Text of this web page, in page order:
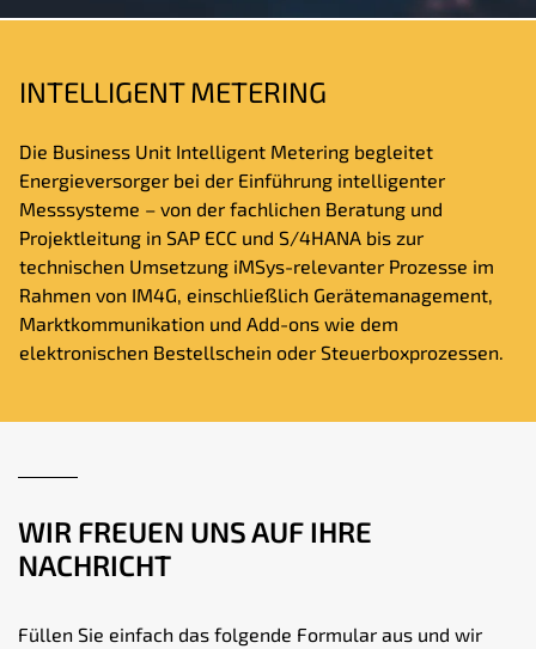
INTELLIGENT METERING
Die Business Unit Intelligent Metering begleitet
Energieversorger bei der Einführung intelligenter
Messsysteme – von der fachlichen Beratung und
Projektleitung in SAP ECC und S/4HANA bis zur
technischen Umsetzung iMSys-relevanter Prozesse im
Rahmen von IM4G, einschließlich Gerätemanagement,
Marktkommunikation und Add-ons wie dem
elektronischen Bestellschein oder Steuerboxprozessen.
WIR FREUEN UNS AUF IHRE
NACHRICHT
Füllen Sie einfach das folgende Formular aus und wir